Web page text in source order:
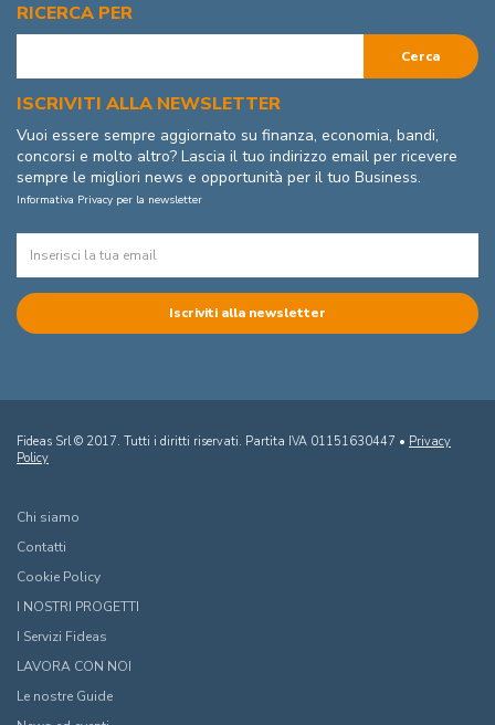
RICERCA PER
ISCRIVITI ALLA NEWSLETTER
Vuoi essere sempre aggiornato su finanza, economia, bandi,
concorsi e molto altro? Lascia il tuo indirizzo email per ricevere
sempre le migliori news e opportunità per il tuo Business.
Informativa Privacy per la newsletter
Fideas Srl © 2017. Tutti i diritti riservati. Partita IVA 01151630447 • Privacy
Policy
Chi siamo
Contatti
Cookie Policy
I NOSTRI PROGETTI
I Servizi Fideas
LAVORA CON NOI
Le nostre Guide